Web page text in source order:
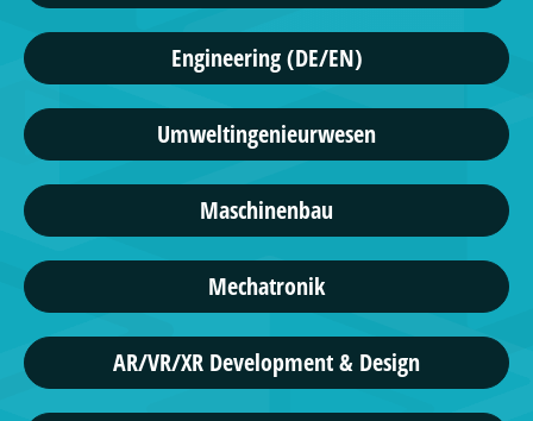
Engineering (DE/EN)
Umweltingenieurwesen
Maschinenbau
Mechatronik
AR/VR/XR Development & Design